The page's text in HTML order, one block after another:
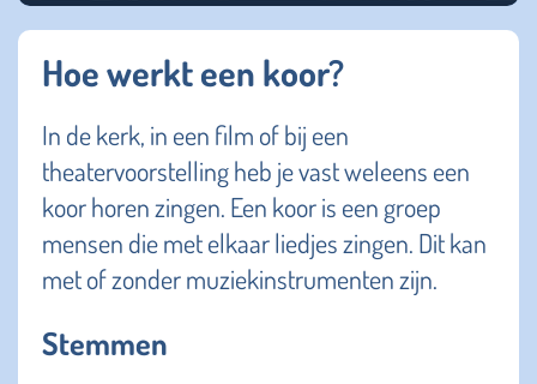
Hoe werkt een koor?
In de kerk, in een film of bij een
theatervoorstelling heb je vast weleens een
koor horen zingen. Een koor is een groep
mensen die met elkaar liedjes zingen. Dit kan
met of zonder muziekinstrumenten zijn.
Stemmen